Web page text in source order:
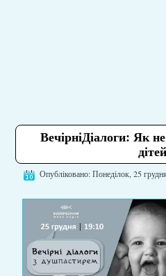
ВечірніДіалоги: Як
Опубліковано: Понеділок, 25